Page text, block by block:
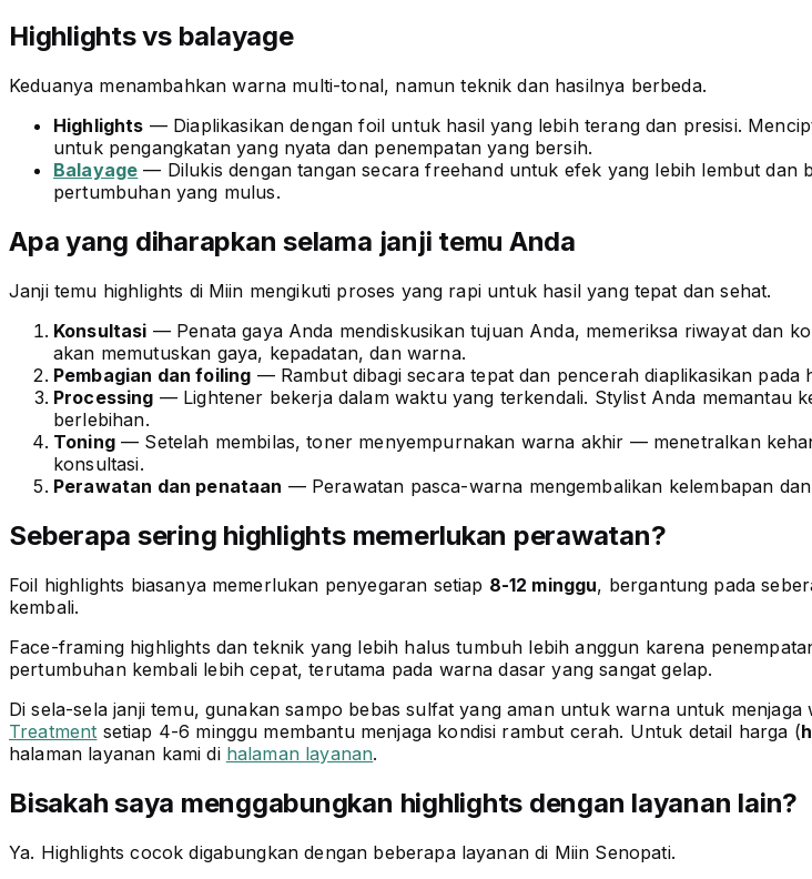
Highlights vs balayage
Keduanya menambahkan warna multi-tonal, namun teknik dan hasilnya berbeda.
Highlights — Diaplikasikan dengan foil untuk hasil yang lebih terang dan presisi.
untuk pengangkatan yang nyata dan penempatan yang bersih.
Balayage — Dilukis dengan tangan secara freehand untuk efek yang lebih lembut dan
pertumbuhan yang mulus.
Apa yang diharapkan selama janji temu Anda
Janji temu highlights di Miin mengikuti proses yang rapi untuk hasil yang tepat dan sehat.
Konsultasi — Penata gaya Anda mendiskusikan tujuan Anda, memeriksa riwayat dan
akan memutuskan gaya, kepadatan, dan warna.
Pembagian dan foiling — Rambut dibagi secara tepat dan pencerah diaplikasikan
Processing — Lightener bekerja dalam waktu yang terkendali. Stylist Anda memantau
berlebihan.
Toning— Setelah membilas, toner menyempurnakan warna akhir — menetralkan
konsultasi.
Perawatan dan penataan — Perawatan pasca-warna mengembalikan kelembapan
Seberapa sering highlights memerlukan perawatan?
Foil highlights biasanya memerlukan penyegaran setiap 8-12 minggu, bergantung pada
kembali.
Face-framing highlights dan teknik yang lebih halus tumbuh lebih anggun karena
pertumbuhan kembali lebih cepat, terutama pada warna dasar yang sangat gelap.
Di sela-sela janji temu, gunakan sampo bebas sulfat yang aman untuk warna untuk
Treatment setiap 4-6 minggu membantu menjaga kondisi rambut cerah. Untuk detail harga (
halaman layanan kami di halaman layanan.
Bisakah saya menggabungkan highlights dengan layanan lain?
Ya. Highlights cocok digabungkan dengan beberapa layanan di Miin Senopati.